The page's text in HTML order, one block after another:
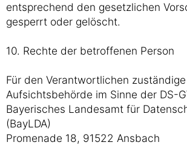
entsprechend den gesetzlichen
gesperrt oder gelöscht.
10. Rechte der betroffenen Person
Für den Verantwortlichen zuständige
Aufsichtsbehörde im Sinne der DS-
Bayerisches Landesamt für
(BayLDA)
Promenade 18, 91522 Ansbach